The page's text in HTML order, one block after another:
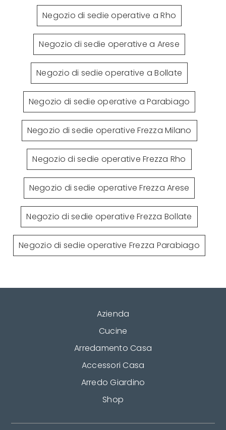
Negozio di sedie operative a Rho
Negozio di sedie operative a Arese
Negozio di sedie operative a Bollate
Negozio di sedie operative a Parabiago
Negozio di sedie operative Frezza Milano
Negozio di sedie operative Frezza Rho
Negozio di sedie operative Frezza Arese
Negozio di sedie operative Frezza Bollate
Negozio di sedie operative Frezza Parabiago
Azienda
Cucine
Arredamento Casa
Accessori Casa
Arredo Giardino
Shop